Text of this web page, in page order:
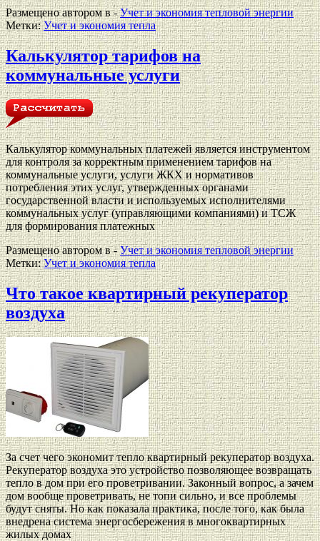
Размещено автором в -Учет и экономия тепловой энергии
Метки:Учет и экономия тепла
Калькулятор тарифов на
коммунальные услуги
Калькулятор коммунальных платежей является инструментом
для контроля за корректным применением тарифов на
коммунальные услуги, услуги ЖКХ и нормативов
потребления этих услуг, утвержденных органами
государственной власти и используемых исполнителями
коммунальных услуг (управляющими компаниями) и ТСЖ
для формирования платежных
Размещено автором в -Учет и экономия тепловой энергии
Метки:Учет и экономия тепла
Что такое квартирный рекуператор
воздуха
За счет чего экономит тепло квартирный рекуператор воздуха.
Рекуператор воздуха это устройство позволяющее возвращать
тепло в дом при его проветривании. Законный вопрос, а зачем
дом вообще проветривать, не топи сильно, и все проблемы
будут сняты. Но как показала практика, после того, как была
внедрена система энергосбережения в многоквартирных
жилых домах